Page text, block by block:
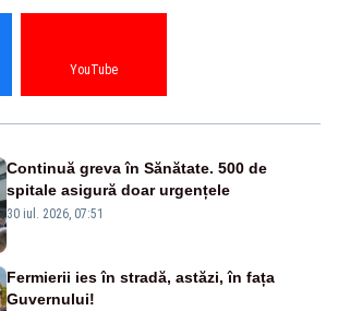
YouTube
Continuă greva în Sănătate. 500 de
spitale asigură doar urgențele
30 iul. 2026, 07:51
Fermierii ies în stradă, astăzi, în fața
Guvernului!